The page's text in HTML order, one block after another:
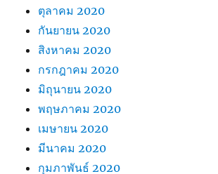
ตุลาคม 2020
กันยายน 2020
สิงหาคม 2020
กรกฎาคม 2020
มิถุนายน 2020
พฤษภาคม 2020
เมษายน 2020
มีนาคม 2020
กุมภาพันธ์ 2020